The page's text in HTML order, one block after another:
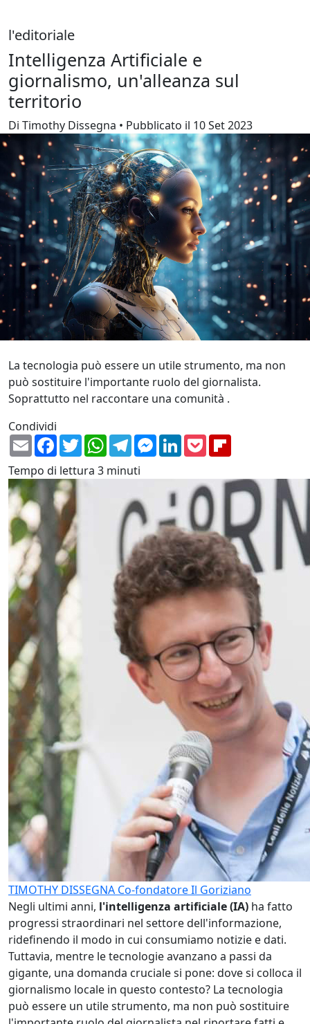
l'editoriale
Intelligenza Artificiale e
giornalismo, un'alleanza sul
territorio
Di Timothy Dissegna • Pubblicato il 10 Set 2023
La tecnologia può essere un utile strumento, ma non
può sostituire l'importante ruolo del giornalista.
Soprattutto nel raccontare una comunità .
Condividi
EmailFacebook
TwitterWhatsApp
TelegramMessenger
LinkedIn
Pocket
Tempo di lettura 3 minuti
TIMOTHY DISSEGNA Co-fondatore Il Goriziano
Negli ultimi anni, l'intelligenza artificiale (IA) ha fatto
progressi straordinari nel settore dell'informazione,
ridefinendo il modo in cui consumiamo notizie e dati.
Tuttavia, mentre le tecnologie avanzano a passi da
gigante, una domanda cruciale si pone: dove si colloca il
giornalismo locale in questo contesto? La tecnologia
può essere un utile strumento, ma non può sostituire